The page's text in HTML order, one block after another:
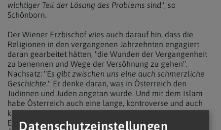
wichtiger Teil der Lösung des Problems sind", so
Schönborn.
Der Wiener Erzbischof wies auch darauf hin, dass die
Religionen in den vergangenen Jahrzehnten engagiert
daran gearbeitet hätten, "die Wunden der Vergangenheit
zu benennen und Wege der Versöhnung zu gehen".
Nachsatz: "Es gibt zwischen uns eine auch schmerzliche
Geschichte." Er denke daran, was in Österreich den
Jüdinnen und Juden angetan wurde. Und mit dem Islam
habe Österreich auch eine lange, kontroverse und auch
kriegerische Geschichte.
Es gebe inzwischen eine starke muslimische Präsenz in
Datenschutzeinstellungen